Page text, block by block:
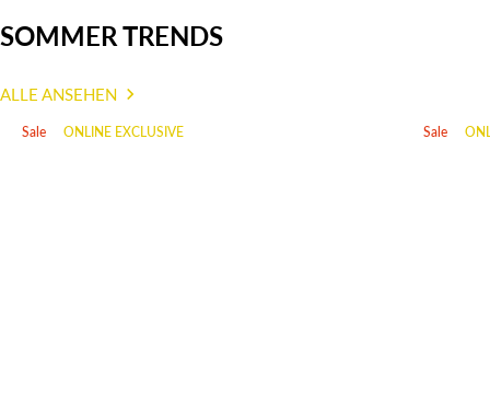
SOMMER TRENDS
ALLE ANSEHEN
Sale ONLINE EXCLUSIVE Sale